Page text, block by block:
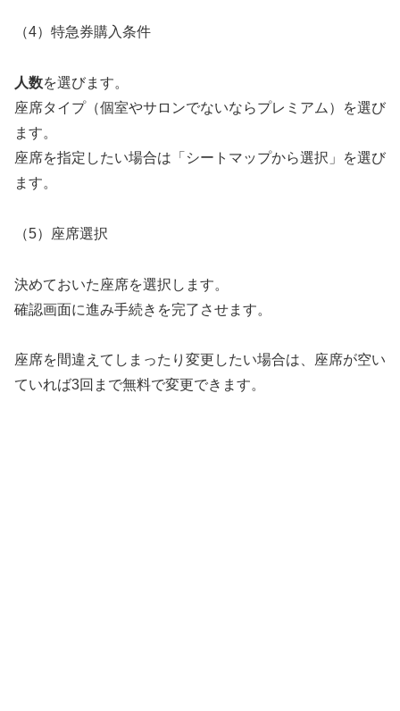
（4）特急券購入条件
人数を選びます。
座席タイプ（個室やサロンでないならプレミアム）を選び
ます。
座席を指定したい場合は「シートマップから選択」を選び
ます。
（5）座席選択
決めておいた座席を選択します。
確認画面に進み手続きを完了させます。
座席を間違えてしまったり変更したい場合は、座席が空い
ていれば3回まで無料で変更できます。